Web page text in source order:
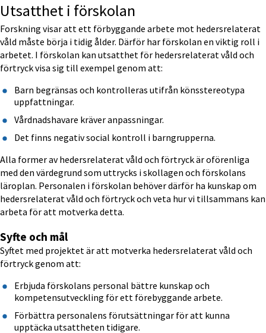
Utsatthet i förskolan
Forskning visar att ett förbyggande arbete mot hedersrelaterat
våld måste börja i tidig ålder. Därför har förskolan en viktig roll i
arbetet. I förskolan kan utsatthet för hedersrelaterat våld och
förtryck visa sig till exempel genom att:
Barn begränsas och kontrolleras utifrån könsstereotypa
uppfattningar.
Vårdnadshavare kräver anpassningar.
Det finns negativ social kontroll i barngrupperna.
Alla former av hedersrelaterat våld och förtryck är oförenliga
med den värdegrund som uttrycks i skollagen och förskolans
läroplan. Personalen i förskolan behöver därför ha kunskap om
hedersrelaterat våld och förtryck och veta hur vi tillsammans kan
arbeta för att motverka detta.
Syfte och mål
Syftet med projektet är att motverka hedersrelaterat våld och
förtryck genom att:
Erbjuda förskolans personal bättre kunskap och
kompetensutveckling för ett förebyggande arbete.
Förbättra personalens förutsättningar för att kunna
upptäcka utsattheten tidigare.